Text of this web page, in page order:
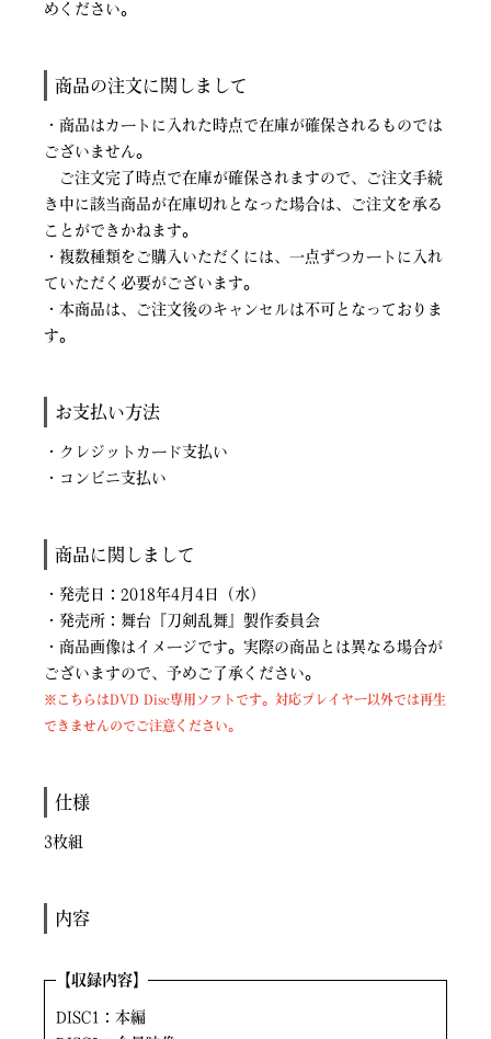
めください。
商品の注文に関しまして
・商品はカートに入れた時点で在庫が確保されるものでは
ございません。
ご注文完了時点で在庫が確保されますので、ご注文手続
き中に該当商品が在庫切れとなった場合は、ご注文を承る
ことができかねます。
・複数種類をご購入いただくには、一点ずつカートに入れ
ていただく必要がございます。
・本商品は、ご注文後のキャンセルは不可となっておりま
す。
お支払い方法
・クレジットカード支払い
・コンビニ支払い
商品に関しまして
・発売日：2018年4月4日（水）
・発売所：舞台『刀剣乱舞』製作委員会
・商品画像はイメージです。実際の商品とは異なる場合が
ございますので、予めご了承ください。
※こちらはDVD Disc専用ソフトです。対応プレイヤー以外では再生
できませんのでご注意ください。
仕様
3枚組
内容
【収録内容】
DISC1：本編